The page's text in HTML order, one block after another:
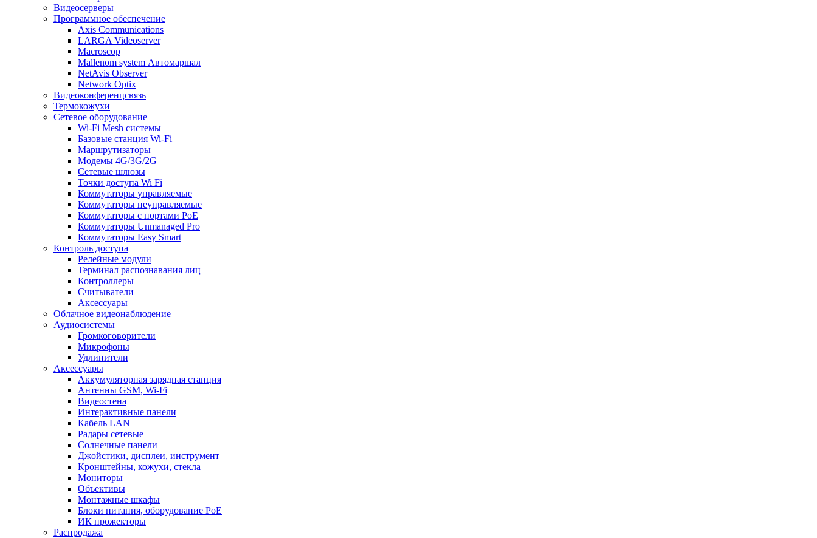
Видеосерверы
Программное обеспечение
Axis Communications
LARGA Videoserver
Macroscop
Mallenom system Автомаршал
NetAvis Observer
Network Optix
Видеоконференцсвязь
Термокожухи
Сетевое оборудование
Wi-Fi Mesh системы
Базовые станция Wi-Fi
Маршрутизаторы
Модемы 4G/3G/2G
Сетевые шлюзы
Точки доступа Wi Fi
Коммутаторы управляемые
Коммутаторы неуправляемые
Коммутаторы с портами PoE
Коммутаторы Unmanaged Pro
Коммутаторы Easy Smart
Контроль доступа
Релейные модули
Терминал распознавания лиц
Контроллеры
Считыватели
Аксессуары
Облачное видеонаблюдение
Аудиосистемы
Громкоговорители
Микрофоны
Удлинители
Аксессуары
Аккумуляторная зарядная станция
Антенны GSM, Wi-Fi
Видеостена
Интерактивные панели
Кабель LAN
Радары сетевые
Солнечные панели
Джойстики, дисплеи, инструмент
Кронштейны, кожухи, стекла
Мониторы
Объективы
Монтажные шкафы
Блоки питания, оборудование PoE
ИК прожекторы
Распродажа